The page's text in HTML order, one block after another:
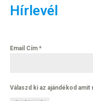
most ingyen megkapsz
Hírlevél
Email Cím *
Válaszd ki az ajándékod